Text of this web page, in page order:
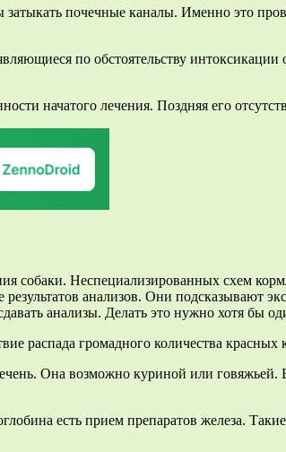
почечные каналы. Именно это
по обстоятельству интоксикации
начатого лечения. Поздняя его
собаки. Неспециализированных схем
анализов. Они подсказывают
анализы. Делать это нужно хотя бы
распада громадного количества красных
Она возможно куриной или говяжьей.
есть прием препаратов железа.